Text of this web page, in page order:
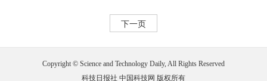
下一页
Copyright © Science and Technology Daily, All Rights Reserved
科技日报社 中国科技网 版权所有